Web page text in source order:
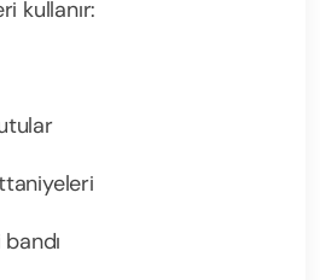
kullanır: